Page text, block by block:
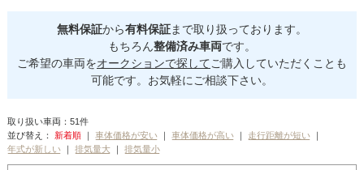
無料保証から有料保証まで取り扱っております。
もちろん整備済み車両です。
ご希望の車両をオークションで探してご購入していただくことも
可能です。お気軽にご相談下さい。
取り扱い車両：51件
並び替え：
｜ ｜ ｜
｜
｜
｜